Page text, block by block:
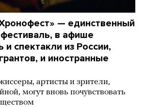
— единственный
в афише
и спектакли из России,
и иностранные
артисты и зрители,
могут вновь почувствовать